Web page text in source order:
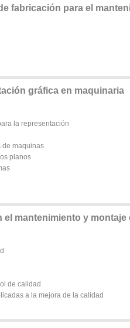
fabricación para el
gráfica en maquinaria
la representación
de maquinas
planos
el mantenimiento y
de calidad
a la mejora de la calidad